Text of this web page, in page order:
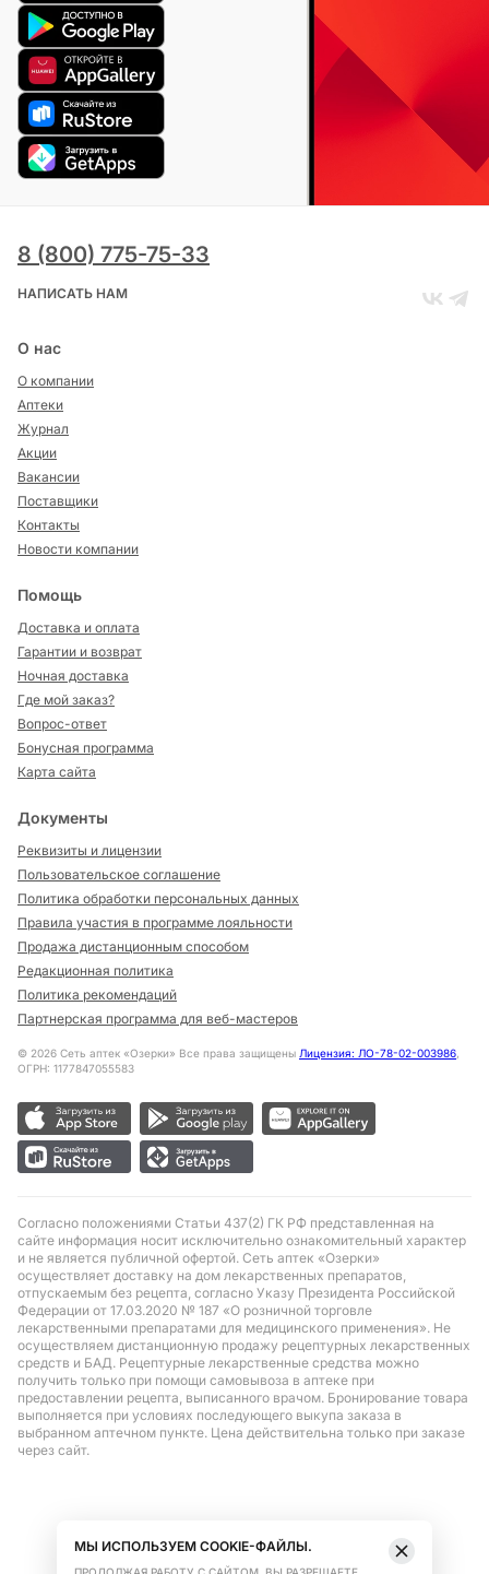
8 (800) 775-75-33
НАПИСАТЬ НАМ
О нас
О компании
Аптеки
Журнал
Акции
Вакансии
Поставщики
Контакты
Новости компании
Помощь
Доставка и оплата
Гарантии и возврат
Ночная доставка
Где мой заказ?
Вопрос-ответ
Бонусная программа
Карта сайта
Документы
Реквизиты и лицензии
Пользовательское соглашение
Политика обработки персональных данных
Правила участия в программе лояльности
Продажа дистанционным способом
Редакционная политика
Политика рекомендаций
Партнерская программа для веб-мастеров
© 2026 Сеть аптек «Озерки» Все права защищены Лицензия: ЛО-78-02-003986,
ОГРН: 1177847055583
Согласно положениями Статьи 437(2) ГК РФ представленная на
сайте информация носит исключительно ознакомительный характер
и не является публичной офертой. Сеть аптек «Озерки»
осуществляет доставку на дом лекарственных препаратов,
отпускаемым без рецепта, согласно Указу Президента Российской
Федерации от 17.03.2020 № 187 «О розничной торговле
лекарственными препаратами для медицинского применения». Не
осуществляем дистанционную продажу рецептурных лекарственных
средств и БАД. Рецептурные лекарственные средства можно
получить только при помощи самовывоза в аптеке при
предоставлении рецепта, выписанного врачом. Бронирование товара
выполняется при условиях последующего выкупа заказа в
выбранном аптечном пункте. Цена действительна только при заказе
через сайт.
МЫ ИСПОЛЬЗУЕМ COOKIE-ФАЙЛЫ.